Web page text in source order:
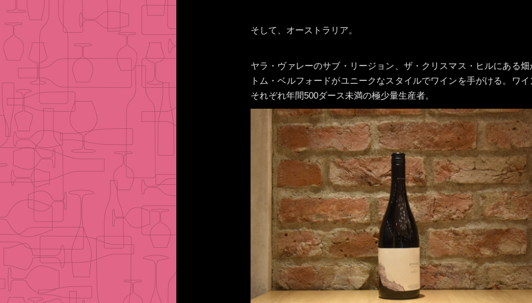
そして、オーストラリア。
ヤラ・ヴァレーのサブ・リージョン、ザ・クリスマス・ヒルにある畑
トム・ベルフォードがユニークなスタイルでワインを手がける。ワイ
それぞれ年間500ダース未満の極少量生産者。